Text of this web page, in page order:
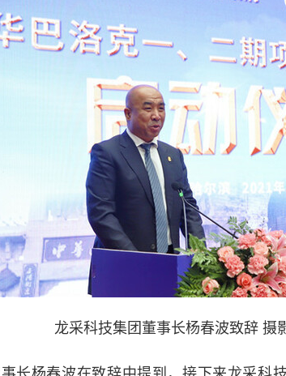
龙采科技集团董事长杨春波致辞 摄